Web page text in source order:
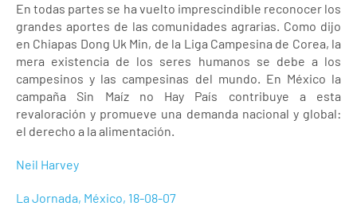
En todas partes se ha vuelto imprescindible reconocer los
grandes aportes de las comunidades agrarias. Como dijo
en Chiapas Dong Uk Min, de la Liga Campesina de Corea, la
mera existencia de los seres humanos se debe a los
campesinos y las campesinas del mundo. En México la
campaña Sin Maíz no Hay País contribuye a esta
revaloración y promueve una demanda nacional y global:
el derecho a la alimentación.
Neil Harvey
La Jornada, México, 18-08-07